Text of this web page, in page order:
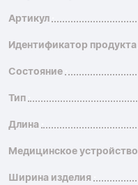
Артикул
Идентификатор продукта
Состояние
Тип
Длина
Медицинское устройство
Ширина изделия